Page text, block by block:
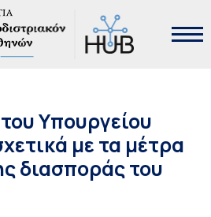
Υπουργείου
με τα μέτρα
διασποράς του